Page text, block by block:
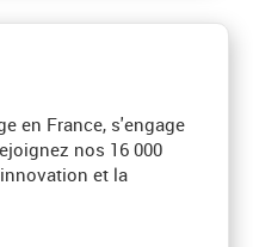
en France, s'engage
nos 16 000
et la